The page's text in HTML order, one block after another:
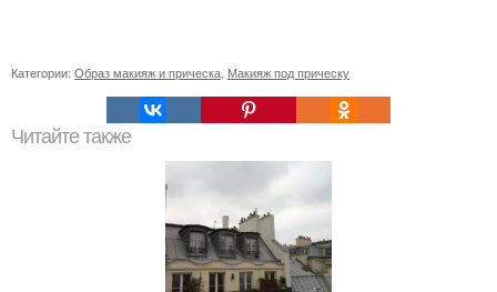
Категории: Образ макияж и прическа Макияж под прическу
Читайте также